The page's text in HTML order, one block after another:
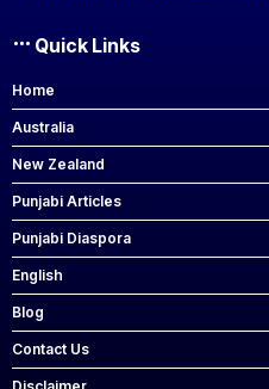
Quick Links
Home
Australia
New Zealand
Punjabi Articles
Punjabi Diaspora
English
Blog
Contact Us